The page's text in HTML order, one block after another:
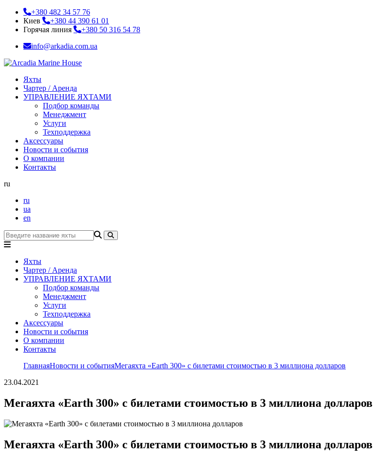
+380 482 34 57 76
Киев
+380 44 390 61 01
Горячая линия
+380 50 316 54 78
info@arkadia.com.ua
Яхты
Чартер / Аренда
УПРАВЛЕНИЕ ЯХТАМИ
Подбор команды
Менеджмент
Услуги
Техподдержка
Аксессуары
Новости и события
О компании
Контакты
ru
ru
ua
en
Яхты
Чартер / Аренда
УПРАВЛЕНИЕ ЯХТАМИ
Подбор команды
Менеджмент
Услуги
Техподдержка
Аксессуары
Новости и события
О компании
Контакты
ГлавнаяНовости и событияМегаяхта «Earth 300» с билетами стоимостью в 3 миллиона долларов
23.04.2021
Мегаяхта «Earth 300» с билетами стоимостью в 3 миллиона долларов
Мегаяхта «Earth 300» с билетами стоимостью в 3 миллиона долларов